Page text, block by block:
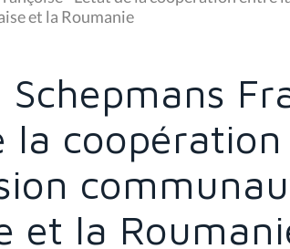
et la Roumanie
Schepmans
la
et la